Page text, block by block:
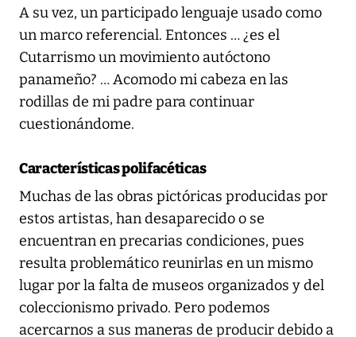
A su vez, un participado lenguaje usado como
un marco referencial. Entonces … ¿es el
Cutarrismo un movimiento autóctono
panameño? … Acomodo mi cabeza en las
rodillas de mi padre para continuar
cuestionándome.
Características polifacéticas
Muchas de las obras pictóricas producidas por
estos artistas, han desaparecido o se
encuentran en precarias condiciones, pues
resulta problemático reunirlas en un mismo
lugar por la falta de museos organizados y del
coleccionismo privado. Pero podemos
acercarnos a sus maneras de producir debido a